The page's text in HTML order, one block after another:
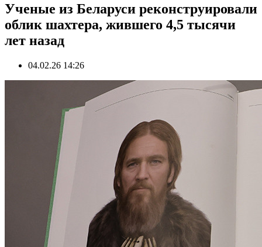
Ученые из Беларуси реконструировали
облик шахтера, жившего 4,5 тысячи
лет назад
04.02.26 14:26